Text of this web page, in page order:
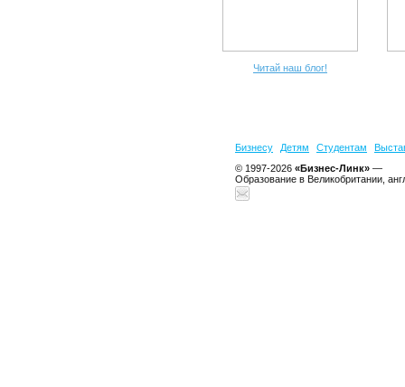
Читай наш блог!
Бизнесу Детям Студентам
© 1997-2026 «Бизнес-Линк» —
Образование в Великобритании,